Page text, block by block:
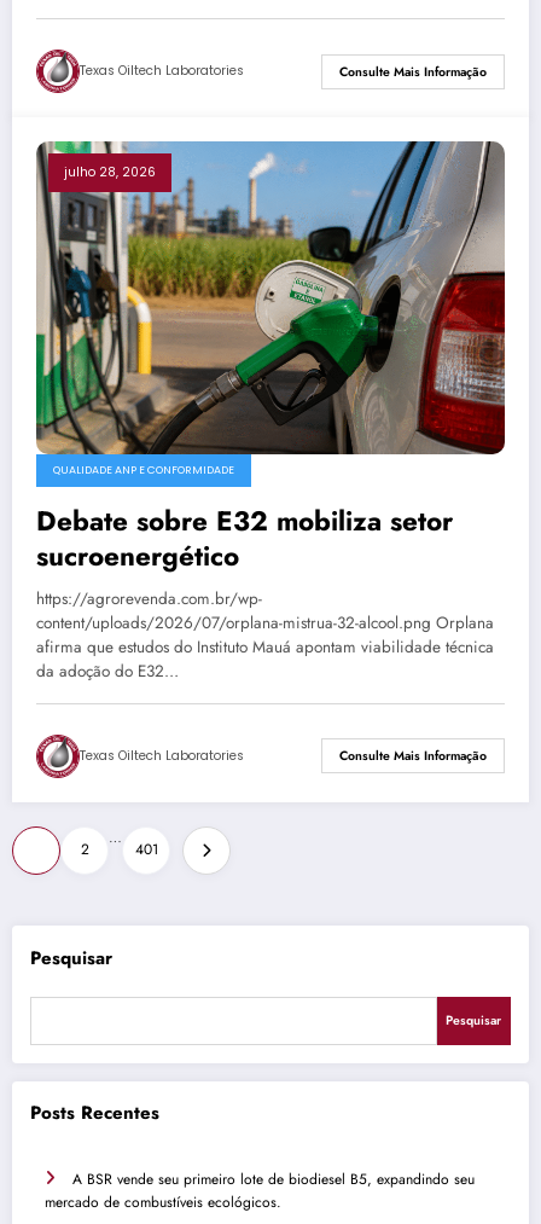
Texas Oiltech Laboratories Consulte Mais Informação
julho 28, 2026
QUALIDADE ANP E CONFORMIDADE
Debate sobre E32 mobiliza setor
sucroenergético
https://agrorevenda.com.br/wp-
content/uploads/2026/07/orplana-mistrua-32-alcool.png Orplana
afirma que estudos do Instituto Mauá apontam viabilidade técnica
da adoção do E32…
Texas Oiltech Laboratories Consulte Mais Informação
Paginação
de
posts
2
…
401
Pesquisar
Pesquisar
Posts Recentes
A BSR vende seu primeiro lote de biodiesel B5, expandindo seu
mercado de combustíveis ecológicos.